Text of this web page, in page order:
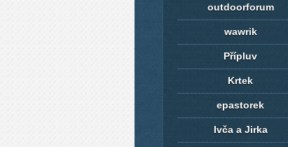
outdoorforum
wawrik
Přípluv
Krtek
epastorek
Ivča a Jirka